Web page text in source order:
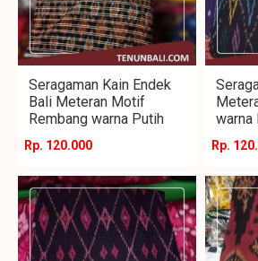
Seragaman Kain Endek
Bali Meteran Motif
Rembang warna Putih
Rp. 120.000
warna
Rp.